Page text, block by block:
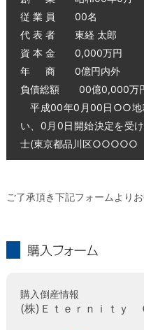
従 業 員 00名
代 表 者 東経 太郎
資 本 金 0,000万円
年 商 0億円内外
負債総額 00億0,000万
平成00年0月00日○○地
い、0月0日開始決定を
士(東京都品川区○○○○○
ご了承頂き下記フォームよりお
購入倒産情報
(株)Ｅｔｅｒｎｉｔｙ